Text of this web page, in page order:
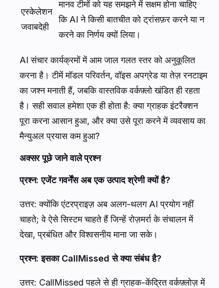
एस्केलेशन
जवाबदेही
मानव टीमों को यह समझने में सक्षम होना चाहिए
कि AI ने किसी बातचीत को ट्रांसफ़र करने या न
करने का निर्णय क्यों लिया।
AI संचार कार्यक्रमों में आम जाल गलत स्तर को अनुकूलित
करना है। टीमें मॉडल परिवर्तन, वॉइस अपग्रेड या तेज़ रनटाइम
का जश्न मनाती हैं, जबकि वास्तविक वर्कफ़्लो खंडित ही रहता
है। सही सवाल हमेशा एक ही होता है: क्या ग्राहक इंटरैक्शन
पूरा करना आसान हुआ, और क्या उसे पूरा करने में व्यवसाय का
मैन्युअल प्रयास कम हुआ?
अक्सर पूछे जाने वाले प्रश्न
प्रश्न: एजेंट गवर्नेंस अब एक उत्पाद श्रेणी क्यों है?
उत्तर: क्योंकि एंटरप्राइज़ अब अलग-थलग AI प्रयोग नहीं
चाहते; वे ऐसे सिस्टम चाहते हैं जिन्हें रोज़मर्रा के संचालन में
देखा, प्रबंधित और विश्वसनीय माना जा सके।
प्रश्न: इसका CallMissed से क्या संबंध है?
उत्तर: CallMissed पहले से ही ग्राहक-केंद्रित वर्कफ़्लोज़ में